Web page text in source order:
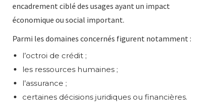
encadrement ciblé des usages ayant un impact
économique ou social important.
Parmi les domaines concernés figurent notamment :
l’octroi de crédit ;
les ressources humaines ;
l’assurance ;
certaines décisions juridiques ou financières.